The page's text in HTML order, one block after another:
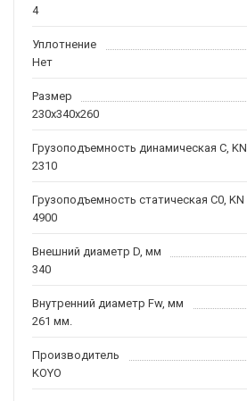
4
Уплотнение
Нет
Размер
230x340x260
Грузоподъемность динамическая C, KN
2310
Грузоподъемность статическая C0, KN
4900
Внешний диаметр D, мм
340
Внутренний диаметр Fw, мм
261 мм.
Производитель
KOYO